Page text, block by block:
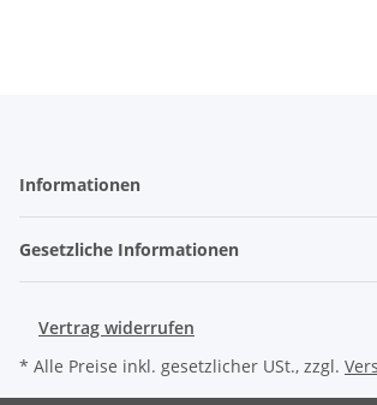
Informationen
Gesetzliche Informationen
Vertrag widerrufen
* Alle Preise inkl. gesetzlicher USt., zzgl.